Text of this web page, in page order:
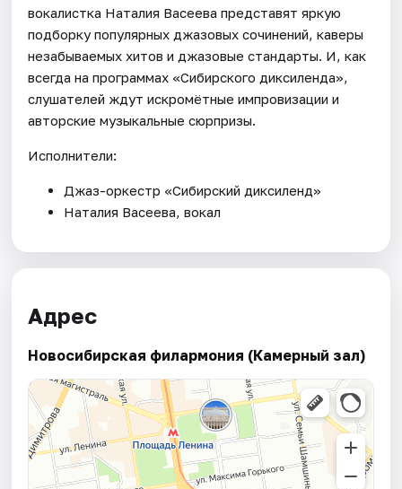
вокалистка Наталия Васеева представят яркую
подборку популярных джазовых сочинений, каверы
незабываемых хитов и джазовые стандарты. И, как
всегда на программах «Сибирского диксиленда»,
слушателей ждут искромётные импровизации и
авторские музыкальные сюрпризы.
Исполнители:
Джаз-оркестр «Сибирский диксиленд»
Наталия Васеева, вокал
Адрес
Новосибирская филармония (Камерный зал)